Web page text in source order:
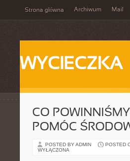
Strona główna Archiwum Mail
WYCIECZKA
CO
POMÓC
POSTED BY ADMIN POSTED
WYŁĄCZONA